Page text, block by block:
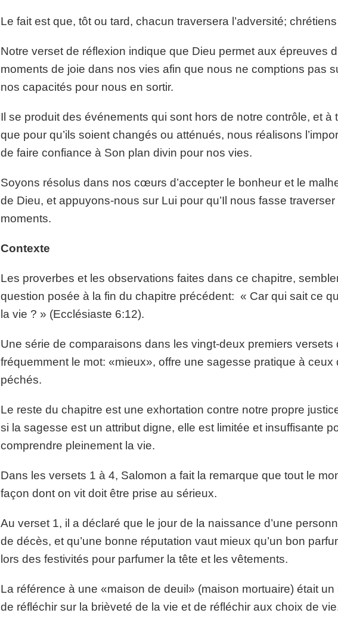
Le fait est que, tôt ou tard, chacun traversera l’adversité;
Notre verset de réflexion indique que Dieu permet aux épreuves
moments de joie dans nos vies afin que nous ne comptions pas
nos capacités pour nous en sortir.
Il se produit des événements qui sont hors de notre contrôle, et
que pour qu’ils soient changés ou atténués, nous réalisons
de faire confiance à Son plan divin pour nos vies.
Soyons résolus dans nos cœurs d’accepter le bonheur et le
de Dieu, et appuyons-nous sur Lui pour qu’Il nous fasse
moments.
Contexte
Les proverbes et les observations faites dans ce chapitre,
question posée à la fin du chapitre précédent: « Car qui sait ce
la vie ? » (Ecclésiaste 6:12).
Une série de comparaisons dans les vingt-deux premiers
fréquemment le mot: «mieux», offre une sagesse pratique à
péchés.
Le reste du chapitre est une exhortation contre notre propre
si la sagesse est un attribut digne, elle est limitée et insuffisante
comprendre pleinement la vie.
Dans les versets 1 à 4, Salomon a fait la remarque que tout le
façon dont on vit doit être prise au sérieux.
Au verset 1, il a déclaré que le jour de la naissance d’une
de décès, et qu’une bonne réputation vaut mieux qu’un bon
lors des festivités pour parfumer la tête et les vêtements.
La référence à une «maison de deuil» (maison mortuaire) était un
de réfléchir sur la brièveté de la vie et de réfléchir aux choix de